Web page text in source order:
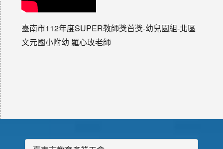
臺南市112年度SUPER教師獎首獎-幼兒園組-北區
文元國小附幼 羅心玫老師